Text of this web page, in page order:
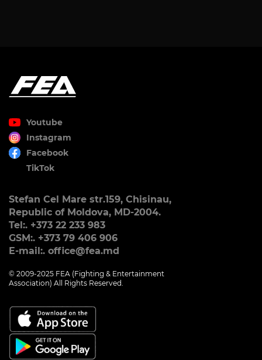
Youtube
Instagram
Facebook
TikTok
Stefan Cel Mare str.159, Chisinau,
Republic of Moldova, MD-2004.
Tel:. +373 22 233 983
GSM:. +373 79 406 906
E-mail:. office@fea.md
© 2009-2025 FEA (Fighting & Entertainment
Association) All Rights Reserved.